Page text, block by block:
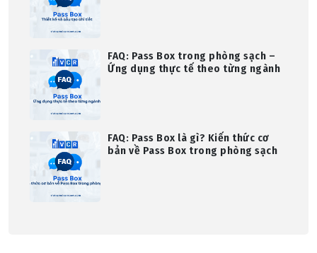
FAQ: Pass Box trong phòng sạch –
Ứng dụng thực tế theo từng ngành
FAQ: Pass Box là gì? Kiến thức cơ
bản về Pass Box trong phòng sạch